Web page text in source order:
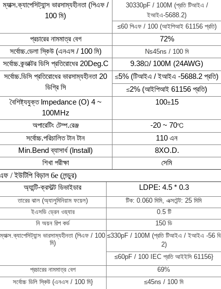
ম্যাক্স.ক্যাপেসিট্যান্স ভারসাম্যহীনতা (পিএফ /
100 মি)
30330pF / 100M (প্রতি টিআইএ /
ইআইএ-5688.2)
≤60 পিএফ / 100 (আইপিআই 61156 প্রতি)
প্রচারের নামমাত্র বেগ
72%
সর্বোচ্চ.ডেলা স্কিউ (এনএস / 100 মি)
Ns45ns / 100 মি
সর্বোচ্চ.কন্ডাক্টর ডিসি প্রতিরোধের 20Deg.C 9.38Ω/ 100M (24AWG)
সর্বোচ্চ.ডিসি প্রতিরোধের ভারসাম্যহীনতা 20
ডিগ্রি সি
≤5% (টিআইএ / ইআইএ -5688.2 প্রতি)
≤2% (আইপিআই 61156 প্রতি)
বৈশিষ্ট্যযুক্ত lmpedance (O) 4 ~
100MHz
100±15
অপারেটিং টেম্প.রেঞ্জ -20 ~ 70℃
সর্বোচ্চ.পরিচালিত টান টান
110 এন
Min.Bend ব্যাসার্ধ (lnstall)
8XO.D.
শিখা পরীক্ষা
সেমি
/ ইউটিপি বিড়াল 6e (লন্ডুর)
অ্যান্টি-ক্রস্টল্ট ডিভাইডার
LDPE: 4.5 * 0.3
তারের ঝাল (অ্যালুমিনিয়াম ফয়েল)
টিক: 0.060 মিমি, এক্সটেন্ট: 25 মিমি
ইএসডি ড্রেন ওয়্যার
0.5 টি
নি অয়ন রিপ কর্ড
150 ডি
ম্যাক্স.ক্যাপেসিট্যান্স ভারসাম্যহীনতা (পিএফ / 100
মি)
≤330pF / 100M (প্রতি টিআইএ / ইআইএ -56 বি
2)
≤60pF / 100 IEC প্রতি আইইসি 61156}
প্রচারের নামমাত্র বেগ
69%
সর্বোচ্চ ডিলি স্কিউ (এনএস / 100 মি}
≤45ns / 100 মি